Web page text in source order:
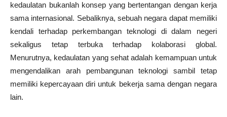
kedaulatan bukanlah konsep yang bertentangan dengan kerja
sama internasional. Sebaliknya, sebuah negara dapat memiliki
kendali terhadap perkembangan teknologi di dalam negeri
sekaligus tetap terbuka terhadap kolaborasi global.
Menurutnya, kedaulatan yang sehat adalah kemampuan untuk
mengendalikan arah pembangunan teknologi sambil tetap
memiliki kepercayaan diri untuk bekerja sama dengan negara
lain.